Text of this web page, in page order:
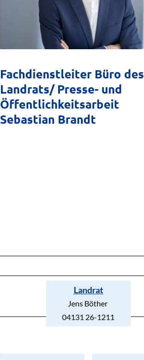
Fachdienstleiter Büro des
Landrats/ Presse- und
Öffentlichkeitsarbeit
Sebastian Brandt
Landrat
Jens Böther
04131 26-1211